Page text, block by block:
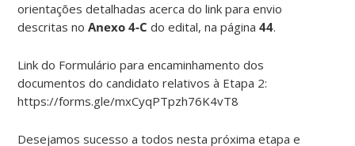
orientações detalhadas acerca do link para envio
descritas noAnexo 4-C do edital, na página44.
Link do Formulário para encaminhamento dos
documentos do candidato relativos à Etapa 2:
https://forms.gle/mxCyqPTpzh76K4vT8
Desejamos sucesso a todos nesta próxima etapa e